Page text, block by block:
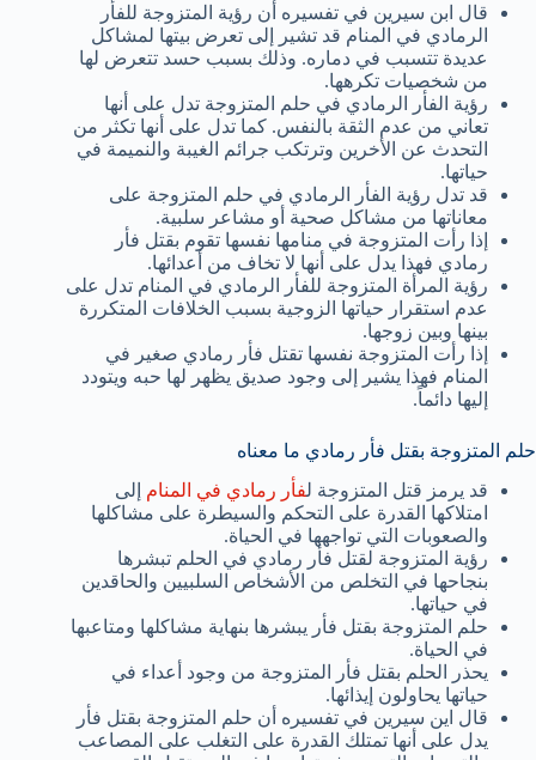
قال ابن سيرين في تفسيره أن رؤية المتزوجة للفأر
الرمادي في المنام قد تشير إلى تعرض بيتها لمشاكل
عديدة تتسبب في دماره. وذلك بسبب حسد تتعرض لها
من شخصيات تكرهها.
رؤية الفأر الرمادي في حلم المتزوجة تدل على أنها
تعاني من عدم الثقة بالنفس. كما تدل على أنها تكثر من
التحدث عن الأخرين وترتكب جرائم الغيبة والنميمة في
حياتها.
قد تدل رؤية الفأر الرمادي في حلم المتزوجة على
معاناتها من مشاكل صحية أو مشاعر سلبية.
إذا رأت المتزوجة في منامها نفسها تقوم بقتل فأر
رمادي فهذا يدل على أنها لا تخاف من أعدائها.
رؤية المرأة المتزوجة للفأر الرمادي في المنام تدل على
عدم استقرار حياتها الزوجية بسبب الخلافات المتكررة
بينها وبين زوجها.
إذا رأت المتزوجة نفسها تقتل فأر رمادي صغير في
المنام فهذا يشير إلى وجود صديق يظهر لها حبه ويتودد
إليها دائماً.
حلم المتزوجة بقتل فأر رمادي ما معناه
قد يرمز قتل المتزوجة لفأر رمادي في المنام إلى
امتلاكها القدرة على التحكم والسيطرة على مشاكلها
والصعوبات التي تواجهها في الحياة.
رؤية المتزوجة لقتل فأر رمادي في الحلم تبشرها
بنجاحها في التخلص من الأشخاص السلبيين والحاقدين
في حياتها.
حلم المتزوجة بقتل فأر يبشرها بنهاية مشاكلها ومتاعبها
في الحياة.
يحذر الحلم بقتل فأر المتزوجة من وجود أعداء في
حياتها يحاولون إيذائها.
قال اين سيرين في تفسيره أن حلم المتزوجة بقتل فأر
يدل على أنها تمتلك القدرة على التغلب على المصاعب